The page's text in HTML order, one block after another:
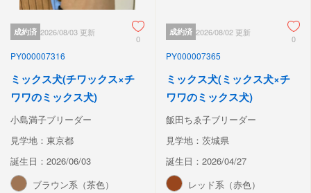
成約済 2026/08/03 更新
0
PY000007316
ミックス犬(チワックス×チ
ワワのミックス犬)
小島満子ブリーダー
見学地：東京都
誕生日：2026/06/03
ブラウン系（茶色）
成約済 2026/08/02 更新
0
PY000007365
ミックス犬(ミックス犬×チ
ワワのミックス犬)
飯田ちゑ子ブリーダー
見学地：茨城県
誕生日：2026/04/27
レッド系（赤色）